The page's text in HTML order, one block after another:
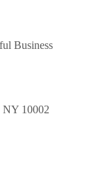
Business
NY 10002